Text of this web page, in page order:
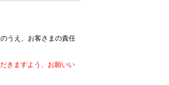
うえ、お客さまの責任
きますよう、お願いい